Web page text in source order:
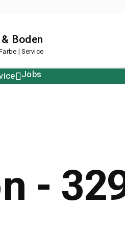
Boden
| Service
Jobs
-